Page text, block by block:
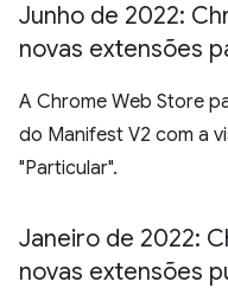
Junho de 2022:
novas extensões
A Chrome Web Store
do Manifest V2 com a
"Particular".
Janeiro de 2022:
novas extensões